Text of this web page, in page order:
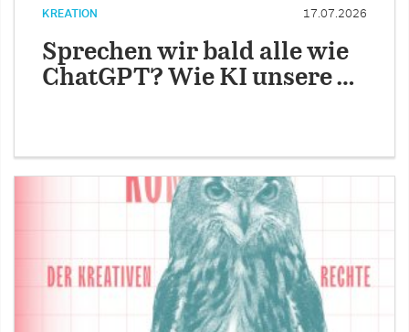
KREATION 17.07.2026
Sprechen wir bald alle wie
ChatGPT? Wie KI unsere …